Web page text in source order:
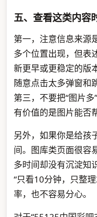
五、查看这类内容
第一，注意信息来源
多个位置出现，但表
新更早或更稳定的版
随意点击太多弹窗和
第三，不要把“图片
有价值的是图片能否
另外，如果你是给孩
间。图库类页面很容
多时间却没有沉淀知
“只看10分钟，只整
率，也不容易分心。